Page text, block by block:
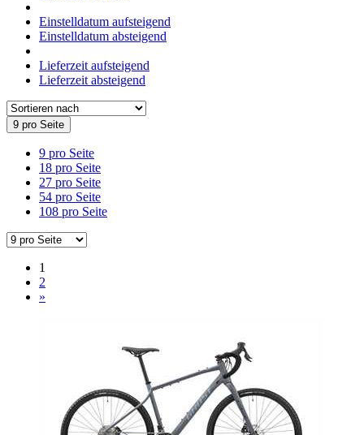
Einstelldatum aufsteigend
Einstelldatum absteigend
Lieferzeit aufsteigend
Lieferzeit absteigend
9 pro Seite
9 pro Seite
18 pro Seite
27 pro Seite
54 pro Seite
108 pro Seite
1
2
»